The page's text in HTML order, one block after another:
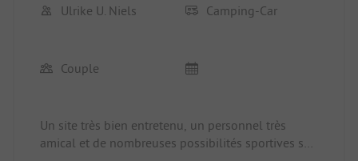
Ulrike U. Niels Camping-Car
Couple
Un site très bien entretenu, un personnel très
amical et de nombreuses possibilités sportives sur